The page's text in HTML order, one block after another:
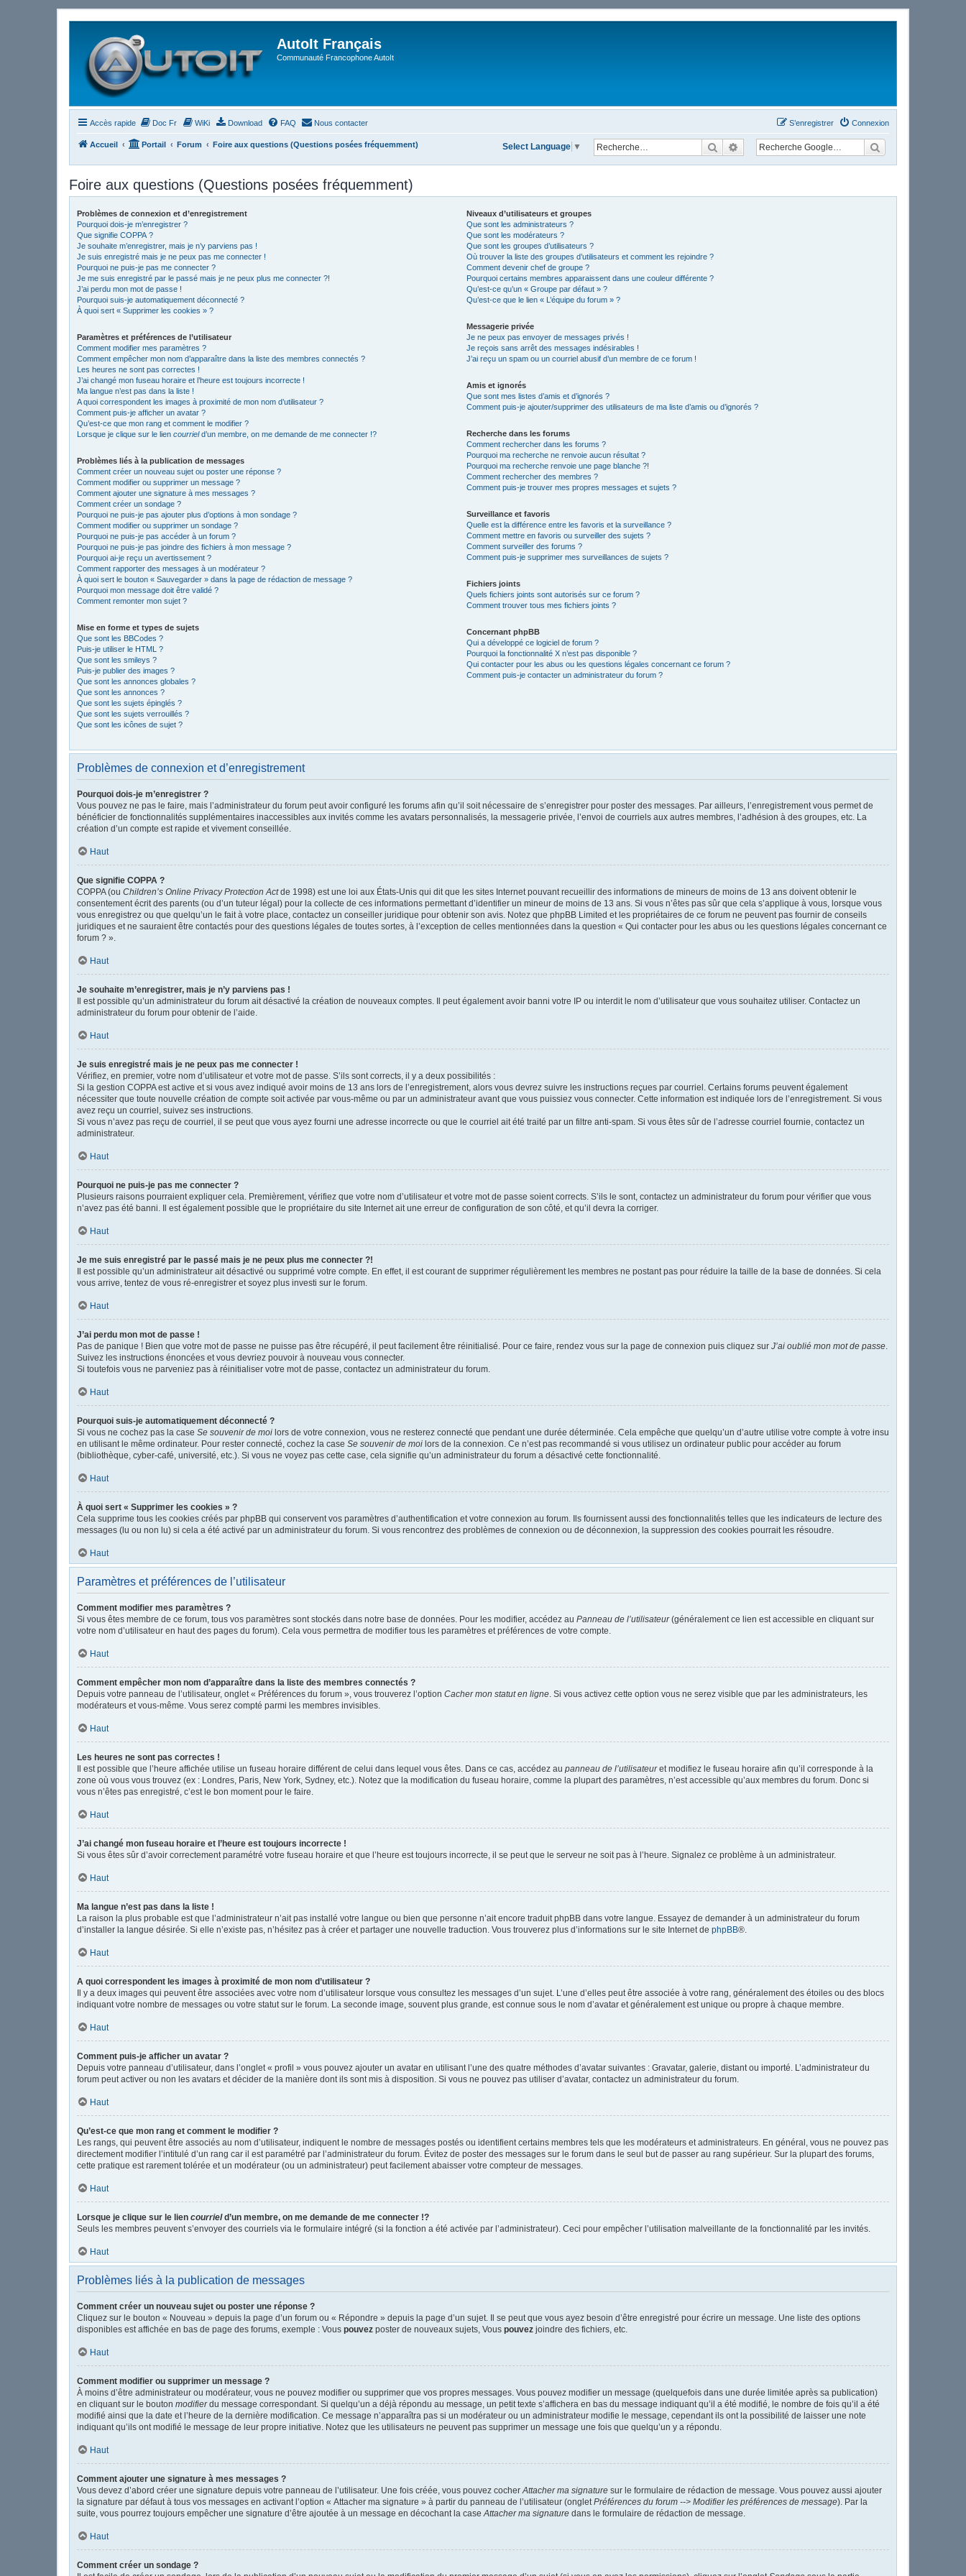
AutoIt Français
Communauté Francophone AutoIt
Accès rapide Doc Fr WiKi Download FAQ Nous contacter Connexion
S’enregistrer
Accueil Portail Forum Foire aux questions (Questions posées fréquemment) RechercherRecherche avancée
Select Language ▼
Foire aux questions (Questions posées fréquemment)
Problèmes de connexion et d’enregistrement
Pourquoi dois-je m’enregistrer ?
Que signifie COPPA ?
Je souhaite m’enregistrer, mais je n’y parviens pas !
Je suis enregistré mais je ne peux pas me connecter !
Pourquoi ne puis-je pas me connecter ?
Je me suis enregistré par le passé mais je ne peux plus me connecter ?!
J’ai perdu mon mot de passe !
Pourquoi suis-je automatiquement déconnecté ?
À quoi sert « Supprimer les cookies » ?
Paramètres et préférences de l’utilisateur
Comment modifier mes paramètres ?
Comment empêcher mon nom d’apparaître dans la liste des membres connectés ?
Les heures ne sont pas correctes !
J’ai changé mon fuseau horaire et l’heure est toujours incorrecte !
Ma langue n’est pas dans la liste !
A quoi correspondent les images à proximité de mon nom d’utilisateur ?
Comment puis-je afficher un avatar ?
Qu’est-ce que mon rang et comment le modifier ?
Lorsque je clique sur le lien courrield’un membre, on me demande de me connecter !?
Problèmes liés à la publication de messages
Comment créer un nouveau sujet ou poster une réponse ?
Comment modifier ou supprimer un message ?
Comment ajouter une signature à mes messages ?
Comment créer un sondage ?
Pourquoi ne puis-je pas ajouter plus d’options à mon sondage ?
Comment modifier ou supprimer un sondage ?
Pourquoi ne puis-je pas accéder à un forum ?
Pourquoi ne puis-je pas joindre des fichiers à mon message ?
Pourquoi ai-je reçu un avertissement ?
Comment rapporter des messages à un modérateur ?
À quoi sert le bouton « Sauvegarder » dans la page de rédaction de message ?
Pourquoi mon message doit être validé ?
Comment remonter mon sujet ?
Mise en forme et types de sujets
Que sont les BBCodes ?
Puis-je utiliser le HTML ?
Que sont les smileys ?
Puis-je publier des images ?
Que sont les annonces globales ?
Que sont les annonces ?
Que sont les sujets épinglés ?
Que sont les sujets verrouillés ?
Que sont les icônes de sujet ?
Niveaux d’utilisateurs et groupes
Que sont les administrateurs ?
Que sont les modérateurs ?
Que sont les groupes d’utilisateurs ?
Où trouver la liste des groupes d’utilisateurs et comment les rejoindre ?
Comment devenir chef de groupe ?
Pourquoi certains membres apparaissent dans une couleur différente ?
Qu’est-ce qu’un « Groupe par défaut » ?
Qu’est-ce que le lien « L’équipe du forum » ?
Messagerie privée
Je ne peux pas envoyer de messages privés !
Je reçois sans arrêt des messages indésirables !
J’ai reçu un spam ou un courriel abusif d’un membre de ce forum !
Amis et ignorés
Que sont mes listes d’amis et d’ignorés ?
Comment puis-je ajouter/supprimer des utilisateurs de ma liste d’amis ou d’ignorés ?
Recherche dans les forums
Comment rechercher dans les forums ?
Pourquoi ma recherche ne renvoie aucun résultat ?
Pourquoi ma recherche renvoie une page blanche ?!
Comment rechercher des membres ?
Comment puis-je trouver mes propres messages et sujets ?
Surveillance et favoris
Quelle est la différence entre les favoris et la surveillance ?
Comment mettre en favoris ou surveiller des sujets ?
Comment surveiller des forums ?
Comment puis-je supprimer mes surveillances de sujets ?
Fichiers joints
Quels fichiers joints sont autorisés sur ce forum ?
Comment trouver tous mes fichiers joints ?
Concernant phpBB
Qui a développé ce logiciel de forum ?
Pourquoi la fonctionnalité X n’est pas disponible ?
Qui contacter pour les abus ou les questions légales concernant ce forum ?
Comment puis-je contacter un administrateur du forum ?
Problèmes de connexion et d’enregistrement
Pourquoi dois-je m’enregistrer ?
Vous pouvez ne pas le faire, mais l’administrateur du forum peut avoir configuré les forums afin qu’il soit nécessaire de s’enregistrer pour poster des messages. Par ailleurs, l’enregistrement vous permet de
bénéficier de fonctionnalités supplémentaires inaccessibles aux invités comme les avatars personnalisés, la messagerie privée, l’envoi de courriels aux autres membres, l’adhésion à des groupes, etc. La
création d’un compte est rapide et vivement conseillée.
Haut
Que signifie COPPA ?
COPPA (ou Children’s Online Privacy Protection Actde 1998) est une loi aux États-Unis qui dit que les sites Internet pouvant recueillir des informations de mineurs de moins de 13 ans doivent obtenir le
consentement écrit des parents (ou d’un tuteur légal) pour la collecte de ces informations permettant d’identifier un mineur de moins de 13 ans. Si vous n’êtes pas sûr que cela s’applique à vous, lorsque vous
vous enregistrez ou que quelqu’un le fait à votre place, contactez un conseiller juridique pour obtenir son avis. Notez que phpBB Limited et les propriétaires de ce forum ne peuvent pas fournir de conseils
juridiques et ne sauraient être contactés pour des questions légales de toutes sortes, à l’exception de celles mentionnées dans la question « Qui contacter pour les abus ou les questions légales concernant ce
forum ? ».
Haut
Je souhaite m’enregistrer, mais je n’y parviens pas !
Il est possible qu’un administrateur du forum ait désactivé la création de nouveaux comptes. Il peut également avoir banni votre IP ou interdit le nom d’utilisateur que vous souhaitez utiliser. Contactez un
administrateur du forum pour obtenir de l’aide.
Haut
Je suis enregistré mais je ne peux pas me connecter !
Vérifiez, en premier, votre nom d’utilisateur et votre mot de passe. S’ils sont corrects, il y a deux possibilités :
Si la gestion COPPA est active et si vous avez indiqué avoir moins de 13 ans lors de l’enregistrement, alors vous devrez suivre les instructions reçues par courriel. Certains forums peuvent également
nécessiter que toute nouvelle création de compte soit activée par vous-même ou par un administrateur avant que vous puissiez vous connecter. Cette information est indiquée lors de l’enregistrement. Si vous
avez reçu un courriel, suivez ses instructions.
Si vous n’avez pas reçu de courriel, il se peut que vous ayez fourni une adresse incorrecte ou que le courriel ait été traité par un filtre anti-spam. Si vous êtes sûr de l’adresse courriel fournie, contactez un
administrateur.
Haut
Pourquoi ne puis-je pas me connecter ?
Plusieurs raisons pourraient expliquer cela. Premièrement, vérifiez que votre nom d’utilisateur et votre mot de passe soient corrects. S’ils le sont, contactez un administrateur du forum pour vérifier que vous
n’avez pas été banni. Il est également possible que le propriétaire du site Internet ait une erreur de configuration de son côté, et qu’il devra la corriger.
Haut
Je me suis enregistré par le passé mais je ne peux plus me connecter ?!
Il est possible qu’un administrateur ait désactivé ou supprimé votre compte. En effet, il est courant de supprimer régulièrement les membres ne postant pas pour réduire la taille de la base de données. Si cela
vous arrive, tentez de vous ré-enregistrer et soyez plus investi sur le forum.
Haut
J’ai perdu mon mot de passe !
Pas de panique ! Bien que votre mot de passe ne puisse pas être récupéré, il peut facilement être réinitialisé. Pour ce faire, rendez vous sur la page de connexion puis cliquez sur J’ai oublié mon mot de passe.
Suivez les instructions énoncées et vous devriez pouvoir à nouveau vous connecter.
Si toutefois vous ne parveniez pas à réinitialiser votre mot de passe, contactez un administrateur du forum.
Haut
Pourquoi suis-je automatiquement déconnecté ?
Si vous ne cochez pas la case Se souvenir de moi lors de votre connexion, vous ne resterez connecté que pendant une durée déterminée. Cela empêche que quelqu’un d’autre utilise votre compte à votre insu
en utilisant le même ordinateur. Pour rester connecté, cochez la case Se souvenir de moi lors de la connexion. Ce n’est pas recommandé si vous utilisez un ordinateur public pour accéder au forum
(bibliothèque, cyber-café, université, etc.). Si vous ne voyez pas cette case, cela signifie qu’un administrateur du forum a désactivé cette fonctionnalité.
Haut
À quoi sert « Supprimer les cookies » ?
Cela supprime tous les cookies créés par phpBB qui conservent vos paramètres d’authentification et votre connexion au forum. Ils fournissent aussi des fonctionnalités telles que les indicateurs de lecture des
messages (lu ou non lu) si cela a été activé par un administrateur du forum. Si vous rencontrez des problèmes de connexion ou de déconnexion, la suppression des cookies pourrait les résoudre.
Haut
Paramètres et préférences de l’utilisateur
Comment modifier mes paramètres ?
Si vous êtes membre de ce forum, tous vos paramètres sont stockés dans notre base de données. Pour les modifier, accédez au Panneau de l’utilisateur(généralement ce lien est accessible en cliquant sur
votre nom d’utilisateur en haut des pages du forum). Cela vous permettra de modifier tous les paramètres et préférences de votre compte.
Haut
Comment empêcher mon nom d’apparaître dans la liste des membres connectés ?
Depuis votre panneau de l’utilisateur, onglet « Préférences du forum », vous trouverez l’option Cacher mon statut en ligne. Si vous activez cette option vous ne serez visible que par les administrateurs, les
modérateurs et vous-même. Vous serez compté parmi les membres invisibles.
Haut
Les heures ne sont pas correctes !
Il est possible que l’heure affichée utilise un fuseau horaire différent de celui dans lequel vous êtes. Dans ce cas, accédez au panneau de l’utilisateuret modifiez le fuseau horaire afin qu’il corresponde à la
zone où vous vous trouvez (ex : Londres, Paris, New York, Sydney, etc.). Notez que la modification du fuseau horaire, comme la plupart des paramètres, n’est accessible qu’aux membres du forum. Donc si
vous n’êtes pas enregistré, c’est le bon moment pour le faire.
Haut
J’ai changé mon fuseau horaire et l’heure est toujours incorrecte !
Si vous êtes sûr d’avoir correctement paramétré votre fuseau horaire et que l’heure est toujours incorrecte, il se peut que le serveur ne soit pas à l’heure. Signalez ce problème à un administrateur.
Haut
Ma langue n’est pas dans la liste !
La raison la plus probable est que l’administrateur n’ait pas installé votre langue ou bien que personne n’ait encore traduit phpBB dans votre langue. Essayez de demander à un administrateur du forum
d’installer la langue désirée. Si elle n’existe pas, n’hésitez pas à créer et partager une nouvelle traduction. Vous trouverez plus d’informations sur le site Internet de phpBB®.
Haut
A quoi correspondent les images à proximité de mon nom d’utilisateur ?
Il y a deux images qui peuvent être associées avec votre nom d’utilisateur lorsque vous consultez les messages d’un sujet. L’une d’elles peut être associée à votre rang, généralement des étoiles ou des blocs
indiquant votre nombre de messages ou votre statut sur le forum. La seconde image, souvent plus grande, est connue sous le nom d’avatar et généralement est unique ou propre à chaque membre.
Haut
Comment puis-je afficher un avatar ?
Depuis votre panneau d’utilisateur, dans l’onglet « profil » vous pouvez ajouter un avatar en utilisant l’une des quatre méthodes d’avatar suivantes : Gravatar, galerie, distant ou importé. L’administrateur du
forum peut activer ou non les avatars et décider de la manière dont ils sont mis à disposition. Si vous ne pouvez pas utiliser d’avatar, contactez un administrateur du forum.
Haut
Qu’est-ce que mon rang et comment le modifier ?
Les rangs, qui peuvent être associés au nom d’utilisateur, indiquent le nombre de messages postés ou identifient certains membres tels que les modérateurs et administrateurs. En général, vous ne pouvez pas
directement modifier l’intitulé d’un rang car il est paramétré par l’administrateur du forum. Évitez de poster des messages sur le forum dans le seul but de passer au rang supérieur. Sur la plupart des forums,
cette pratique est rarement tolérée et un modérateur (ou un administrateur) peut facilement abaisser votre compteur de messages.
Haut
Lorsque je clique sur le lien courrield’un membre, on me demande de me connecter !?
Seuls les membres peuvent s’envoyer des courriels via le formulaire intégré (si la fonction a été activée par l’administrateur). Ceci pour empêcher l’utilisation malveillante de la fonctionnalité par les invités.
Haut
Problèmes liés à la publication de messages
Comment créer un nouveau sujet ou poster une réponse ?
Cliquez sur le bouton « Nouveau » depuis la page d’un forum ou « Répondre » depuis la page d’un sujet. Il se peut que vous ayez besoin d’être enregistré pour écrire un message. Une liste des options
disponibles est affichée en bas de page des forums, exemple : Vous pouvez poster de nouveaux sujets, Vous pouvez joindre des fichiers, etc.
Haut
Comment modifier ou supprimer un message ?
À moins d’être administrateur ou modérateur, vous ne pouvez modifier ou supprimer que vos propres messages. Vous pouvez modifier un message (quelquefois dans une durée limitée après sa publication)
en cliquant sur le bouton modifierdu message correspondant. Si quelqu’un a déjà répondu au message, un petit texte s’affichera en bas du message indiquant qu’il a été modifié, le nombre de fois qu’il a été
modifié ainsi que la date et l’heure de la dernière modification. Ce message n’apparaîtra pas si un modérateur ou un administrateur modifie le message, cependant ils ont la possibilité de laisser une note
indiquant qu’ils ont modifié le message de leur propre initiative. Notez que les utilisateurs ne peuvent pas supprimer un message une fois que quelqu’un y a répondu.
Haut
Comment ajouter une signature à mes messages ?
Vous devez d’abord créer une signature depuis votre panneau de l’utilisateur. Une fois créée, vous pouvez cocherAttacher ma signature sur le formulaire de rédaction de message. Vous pouvez aussi ajouter
la signature par défaut à tous vos messages en activant l’option « Attacher ma signature » à partir du panneau de l’utilisateur (ongletPréférences du forum --> Modifier les préférences de message). Par la
suite, vous pourrez toujours empêcher une signature d’être ajoutée à un message en décochant la caseAttacher ma signature dans le formulaire de rédaction de message.
Haut
Comment créer un sondage ?